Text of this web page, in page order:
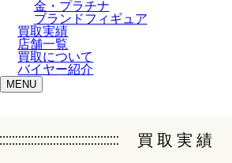
金・プラチナ
ブランドフィギュア
買取実績
店舗一覧
買取について
バイヤー紹介
MENU
買取実績